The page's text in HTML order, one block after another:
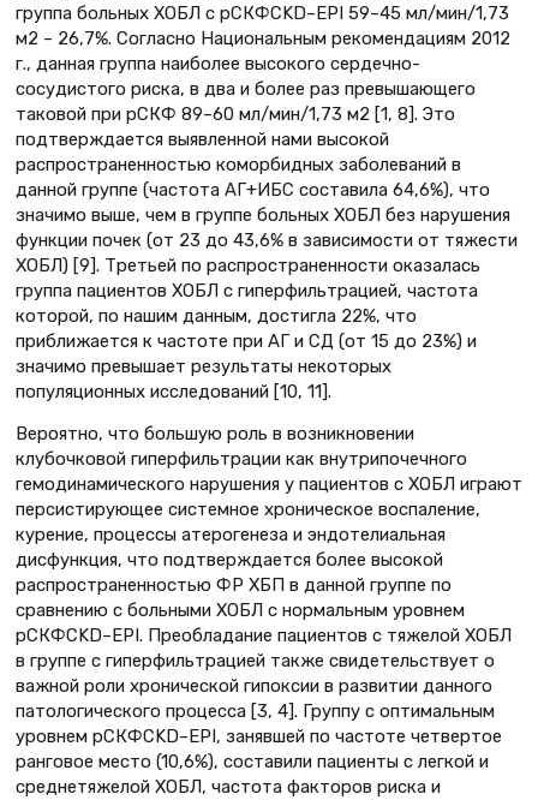
группа больных ХОБЛ с рСКФCKD–EPI 59–45 мл/мин/1,73
м2 – 26,7%. Согласно Национальным рекомендациям 2012
г., данная группа наиболее высокого сердечно-
сосудистого риска, в два и более раз превышающего
таковой при рСКФ 89–60 мл/мин/1,73 м2 [1, 8]. Это
подтверждается выявленной нами высокой
распространенностью коморбидных заболеваний в
данной группе (частота АГ+ИБС составила 64,6%), что
значимо выше, чем в группе больных ХОБЛ без нарушения
функции почек (от 23 до 43,6% в зависимости от тяжести
ХОБЛ) [9]. Третьей по распространенности оказалась
группа пациентов ХОБЛ с гиперфильтрацией, частота
которой, по нашим данным, достигла 22%, что
приближается к частоте при АГ и СД (от 15 до 23%) и
значимо превышает результаты некоторых
популяционных исследований [10, 11].
Вероятно, что большую роль в возникновении
клубочковой гиперфильтрации как внутрипочечного
гемодинамического нарушения у пациентов с ХОБЛ играют
персистирующее системное хроническое воспаление,
курение, процессы атерогенеза и эндотелиальная
дисфункция, что подтверждается более высокой
распространенностью ФР ХБП в данной группе по
сравнению с больными ХОБЛ с нормальным уровнем
рСКФCKD–EPI. Преобладание пациентов с тяжелой ХОБЛ
в группе с гиперфильтрацией также свидетельствует о
важной роли хронической гипоксии в развитии данного
патологического процесса [3, 4]. Группу с оптимальным
уровнем рСКФCKD–EPI, занявшей по частоте четвертое
ранговое место (10,6%), составили пациенты с легкой и
среднетяжелой ХОБЛ, частота факторов риска и